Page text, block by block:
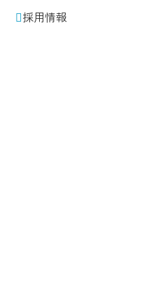
採用情報